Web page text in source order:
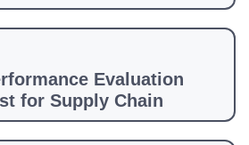
Evaluation
for Supply Chain